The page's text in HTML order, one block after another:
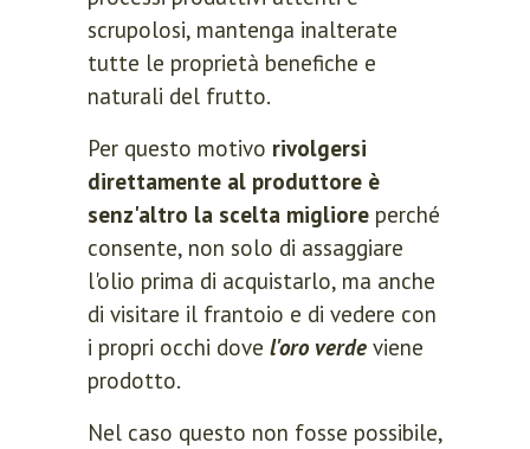
scrupolosi, mantenga inalterate
tutte le proprietà benefiche e
naturali del frutto.
Per questo motivo rivolgersi
direttamente al produttore è
senz'altro la scelta migliore perché
consente, non solo di assaggiare
l'olio prima di acquistarlo, ma anche
di visitare il frantoio e di vedere con
i propri occhi dove l'oro verde viene
prodotto.
Nel caso questo non fosse possibile,